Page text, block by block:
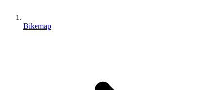
Bikemap